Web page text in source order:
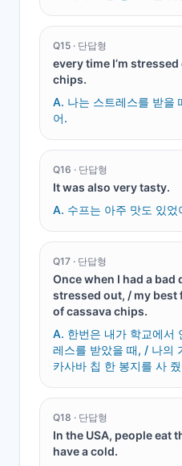
Q15 · 단답형
every time I’m
chips.
A. 나는 스트레스를 받을
어.
Q16 · 단답형
It was also very tasty.
A. 수프는 아주 맛도 있었
Q17 · 단답형
Once when I had a
stressed out, / my best
of cassava chips.
A. 한번은 내가 학교에서
레스를 받았을 때, / 나의
카사바 칩 한 봉지를 사
Q18 · 단답형
In the USA, people eat
have a cold.